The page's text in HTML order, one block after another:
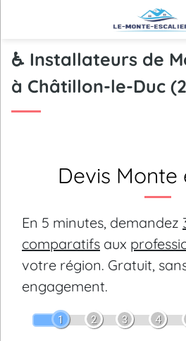
♿ Installateurs de
à Châtillon-le-Duc
Devis Monte
En 5 minutes, demandez
comparatifs aux
votre région. Gratuit,
engagement.
1 2 3 4